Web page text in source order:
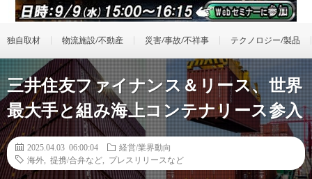
独自取材 物流施設/不動産 災害/事故/不祥事 テクノロジー/製品
三井住友ファイナンス＆リース、世界
最大手と組み海上コンテナリース参入
2025.04.03 06:00:04
経営/業界動向
海外
提携/合弁など プレスリリースなど